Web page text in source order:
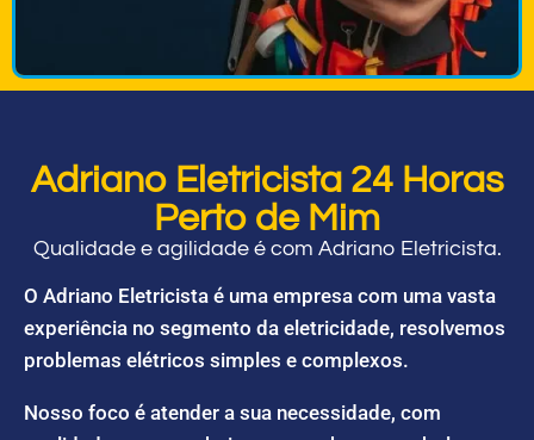
Adriano Eletricista 24 Horas
Perto de Mim
Qualidade e agilidade é com Adriano Eletricista.
O Adriano Eletricista é uma empresa com uma vasta
experiência no segmento da eletricidade, resolvemos
problemas elétricos simples e complexos.
Nosso foco é atender a sua necessidade, com